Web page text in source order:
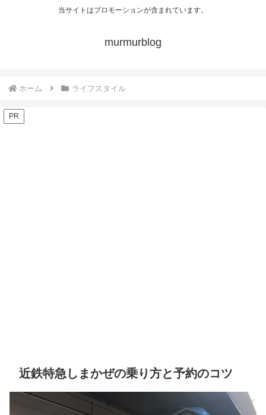
当サイトはプロモーションが含まれています。
murmurblog
ホーム ライフスタイル
PR
近鉄特急しまかぜの乗り方と予約のコツ